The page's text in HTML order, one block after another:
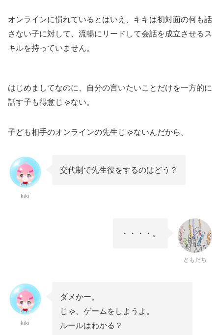
オンラインに慣れているとはいえ、キキは初対面の何も話
さない子に対して、流暢にリードして会話を成立させるス
キルを持っていません。
はじめましてなのに、自分の言いたいことだけを一方的に
話す子も得意じゃない。
子ども相手のオンラインの先生じゃないんだから。
kiki
交代制で先生役をするのはどう？
・・・・。
ともだち
kiki
ダメかー。
じゃ、ゲームをしようよ。
ルールはわかる？